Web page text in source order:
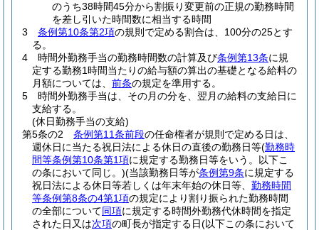
のうち38時間45分から割振り変更前の正規の勤務時間
を差し引いた時間数に相当する時間
3
条例第10条第2項の規則で定める割合は、100分の25とす
る。
4
時間外勤務手当の勤務時間数の計算及び条例第13条に規
定する勤務1時間当たりの給与額の算出の基礎となる給料の
月額については、 前条の規定を準用する。
5
時間外勤務手当は、その月の分を、翌月の給料の支給日に
支給する。
(休日勤務手当の支給)
第5条の2
条例第11条前段の任命権者が規則で定める日は、
週休日に当たる祝日法による休日の直後の勤務日等(勤務時
間等条例第10条第1項に規定する勤務日等をいう。以下こ
の条において同じ。)(当該勤務日等が条例第9条に規定する
祝日法による休日等若しくは年末年始の休日等、 勤務時間
等条例第8条の4第1項の規定により割り振られた勤務時間
の全部について同項に規定する時間外勤務代休時間を指定
された日又は次項の町長が指定する日(以下この条において